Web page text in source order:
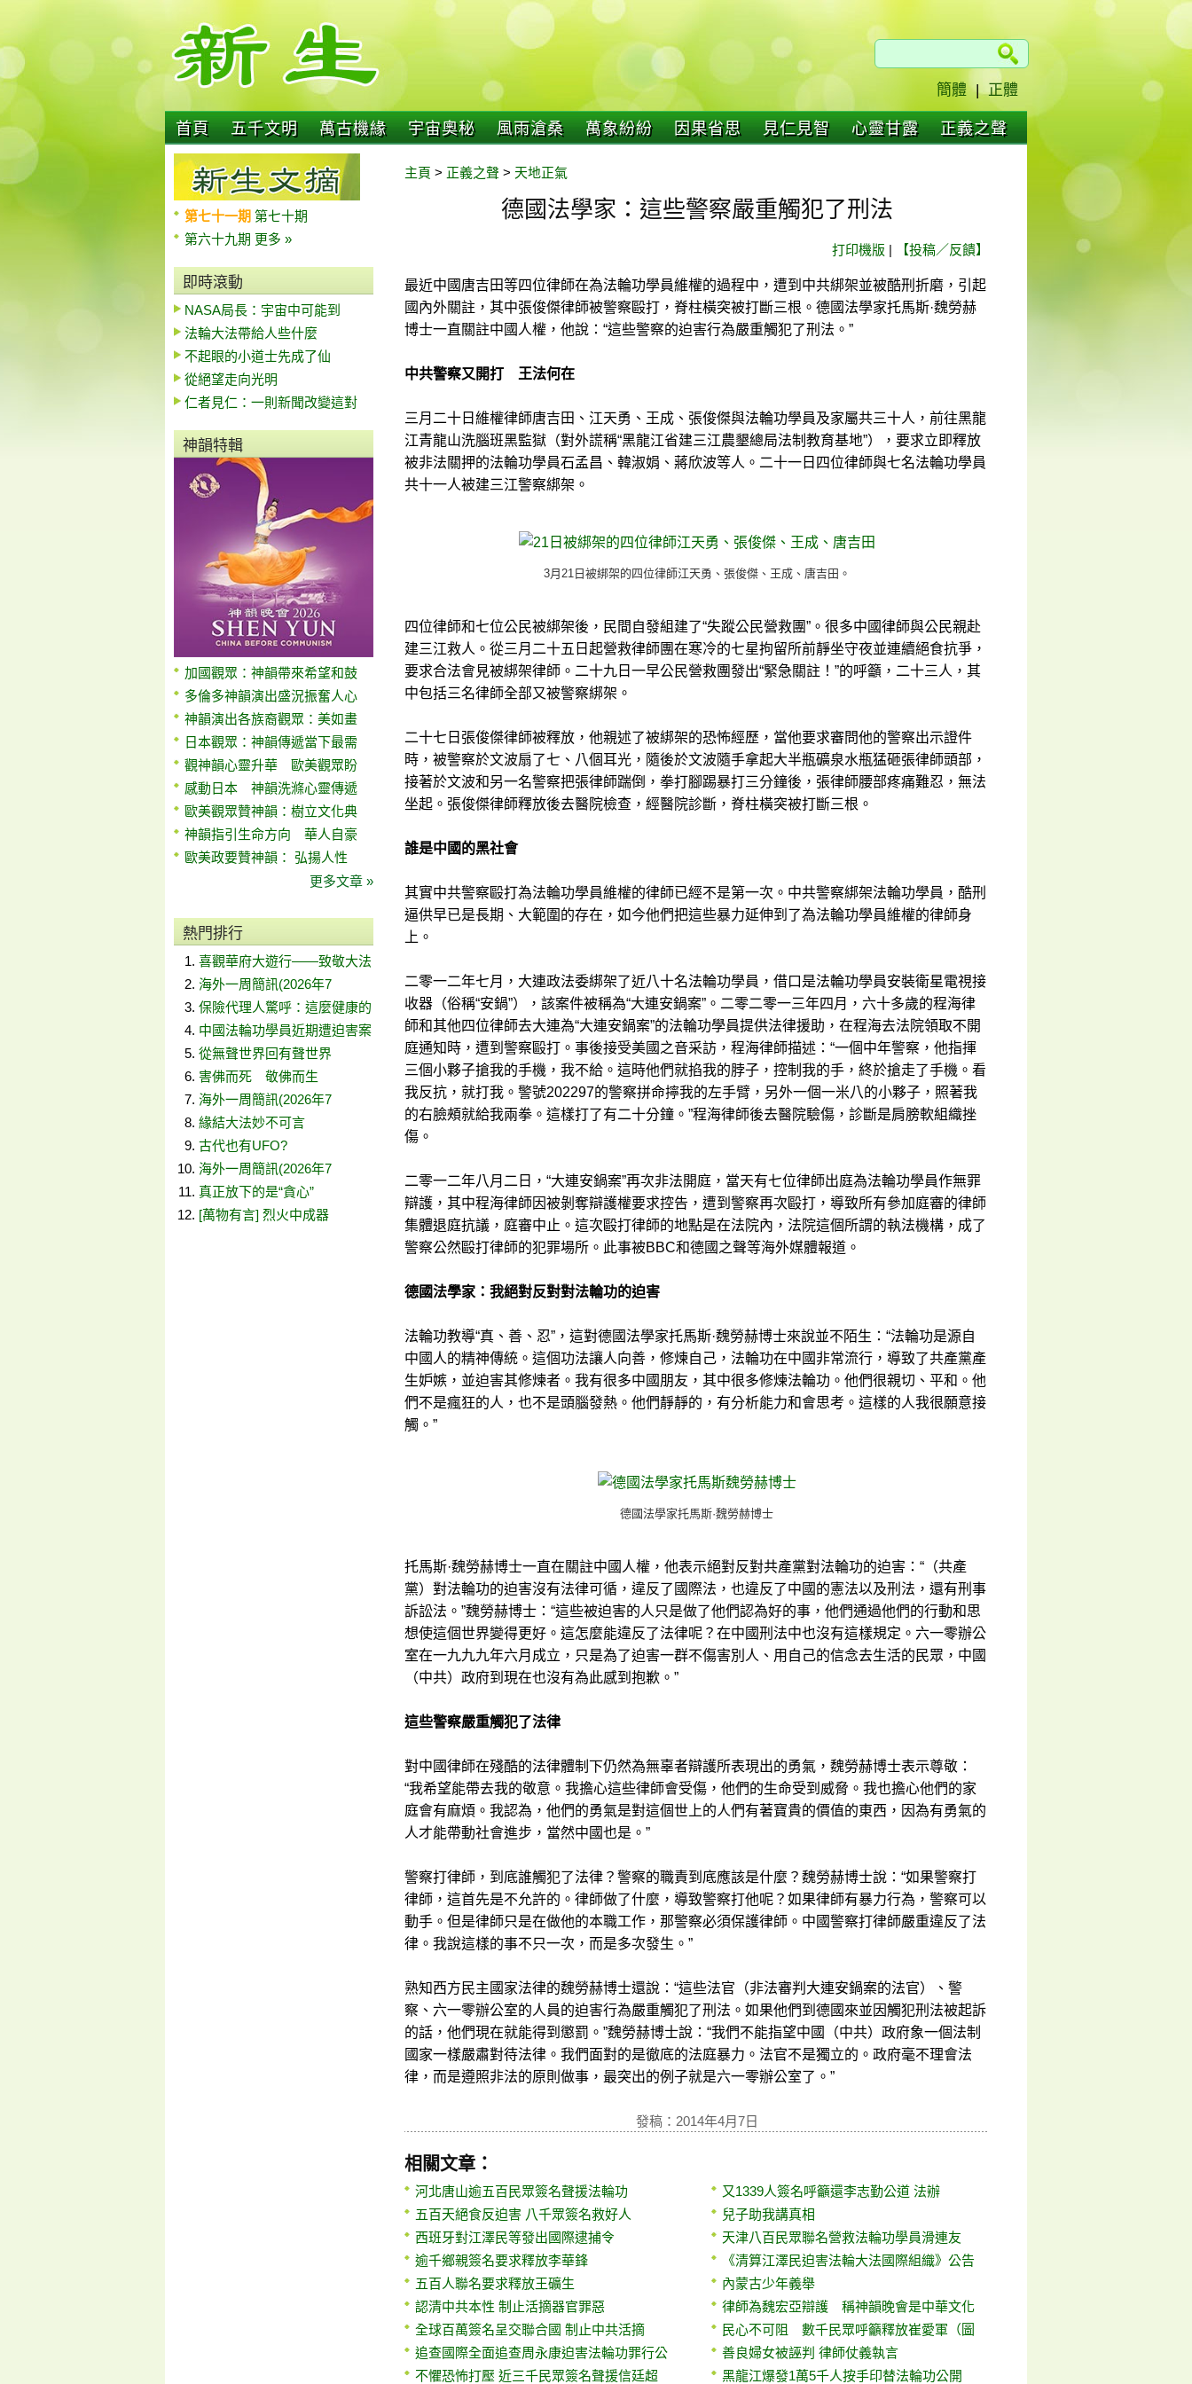
簡體 | 正體
首頁 五千文明 萬古機緣 宇宙奧秘 風雨滄桑 萬象紛紛 因果省思 見仁見智 心靈甘露 正義之聲
第七十一期 第七十期
第六十九期 更多 »
即時滾動
NASA局長：宇宙中可能到
法輪大法帶給人些什麼
不起眼的小道士先成了仙
從絕望走向光明
仁者見仁：一則新聞改變這對
神韻特輯
加國觀眾：神韻帶來希望和鼓
多倫多神韻演出盛況振奮人心
神韻演出各族裔觀眾：美如畫
日本觀眾：神韻傳遞當下最需
觀神韻心靈升華 歐美觀眾盼
感動日本 神韻洗滌心靈傳遞
歐美觀眾贊神韻：樹立文化典
神韻指引生命方向 華人自豪
歐美政要贊神韻： 弘揚人性
更多文章 »
熱門排行
喜觀華府大遊行——致敬大法
海外一周簡訊(2026年7
保險代理人驚呼：這麼健康的
中國法輪功學員近期遭迫害案
從無聲世界回有聲世界
害佛而死 敬佛而生
海外一周簡訊(2026年7
緣結大法妙不可言
古代也有UFO?
海外一周簡訊(2026年7
真正放下的是“貪心”
[萬物有言] 烈火中成器
主頁 > 正義之聲 > 天地正氣
德國法學家：這些警察嚴重觸犯了刑法
打印機版 | 【投稿／反饋】
最近中國唐吉田等四位律師在為法輪功學員維權的過程中，遭到中共綁架並被酷刑折磨，引起
國內外關註，其中張俊傑律師被警察毆打，脊柱橫突被打斷三根。德國法學家托馬斯·魏勞赫
博士一直關註中國人權，他說：“這些警察的迫害行為嚴重觸犯了刑法。”
中共警察又開打 王法何在
三月二十日維權律師唐吉田、江天勇、王成、張俊傑與法輪功學員及家屬共三十人，前往黑龍
江青龍山洗腦班黑監獄（對外謊稱“黑龍江省建三江農墾總局法制教育基地”），要求立即釋放
被非法關押的法輪功學員石孟昌、韓淑娟、蔣欣波等人。二十一日四位律師與七名法輪功學員
共十一人被建三江警察綁架。
3月21日被綁架的四位律師江天勇、張俊傑、王成、唐吉田。
四位律師和七位公民被綁架後，民間自發組建了“失蹤公民營救團”。很多中國律師與公民親赴
建三江救人。從三月二十五日起營救律師團在寒冷的七星拘留所前靜坐守夜並連續絕食抗爭，
要求合法會見被綁架律師。二十九日一早公民營救團發出“緊急關註！”的呼籲，二十三人，其
中包括三名律師全部又被警察綁架。
二十七日張俊傑律師被釋放，他親述了被綁架的恐怖經歷，當他要求審問他的警察出示證件
時，被警察於文波扇了七、八個耳光，隨後於文波隨手拿起大半瓶礦泉水瓶猛砸張律師頭部，
接著於文波和另一名警察把張律師踹倒，拳打腳踢暴打三分鐘後，張律師腰部疼痛難忍，無法
坐起。張俊傑律師釋放後去醫院檢查，經醫院診斷，脊柱橫突被打斷三根。
誰是中國的黑社會
其實中共警察毆打為法輪功學員維權的律師已經不是第一次。中共警察綁架法輪功學員，酷刑
逼供早已是長期、大範圍的存在，如今他們把這些暴力延伸到了為法輪功學員維權的律師身
上。
二零一二年七月，大連政法委綁架了近八十名法輪功學員，借口是法輪功學員安裝衛星電視接
收器（俗稱“安鍋”），該案件被稱為“大連安鍋案”。二零二零一三年四月，六十多歲的程海律
師和其他四位律師去大連為“大連安鍋案”的法輪功學員提供法律援助，在程海去法院領取不開
庭通知時，遭到警察毆打。事後接受美國之音采訪，程海律師描述：“一個中年警察，他指揮
三個小夥子搶我的手機，我不給。這時他們就掐我的脖子，控制我的手，終於搶走了手機。看
我反抗，就打我。警號202297的警察拼命擰我的左手臂，另外一個一米八的小夥子，照著我
的右臉頰就給我兩拳。這樣打了有二十分鐘。”程海律師後去醫院驗傷，診斷是肩膀軟組織挫
傷。
二零一二年八月二日，“大連安鍋案”再次非法開庭，當天有七位律師出庭為法輪功學員作無罪
辯護，其中程海律師因被剝奪辯護權要求控告，遭到警察再次毆打，導致所有參加庭審的律師
集體退庭抗議，庭審中止。這次毆打律師的地點是在法院內，法院這個所謂的執法機構，成了
警察公然毆打律師的犯罪場所。此事被BBC和德國之聲等海外媒體報道。
德國法學家：我絕對反對對法輪功的迫害
法輪功教導“真、善、忍”，這對德國法學家托馬斯·魏勞赫博士來說並不陌生：“法輪功是源自
中國人的精神傳統。這個功法讓人向善，修煉自己，法輪功在中國非常流行，導致了共產黨產
生妒嫉，並迫害其修煉者。我有很多中國朋友，其中很多修煉法輪功。他們很親切、平和。他
們不是瘋狂的人，也不是頭腦發熱。他們靜靜的，有分析能力和會思考。這樣的人我很願意接
觸。”
德國法學家托馬斯·魏勞赫博士
托馬斯·魏勞赫博士一直在關註中國人權，他表示絕對反對共產黨對法輪功的迫害：“（共產
黨）對法輪功的迫害沒有法律可循，違反了國際法，也違反了中國的憲法以及刑法，還有刑事
訴訟法。”魏勞赫博士：“這些被迫害的人只是做了他們認為好的事，他們通過他們的行動和思
想使這個世界變得更好。這怎麼能違反了法律呢？在中國刑法中也沒有這樣規定。六一零辦公
室在一九九九年六月成立，只是為了迫害一群不傷害別人、用自己的信念去生活的民眾，中國
（中共）政府到現在也沒有為此感到抱歉。”
這些警察嚴重觸犯了法律
對中國律師在殘酷的法律體制下仍然為無辜者辯護所表現出的勇氣，魏勞赫博士表示尊敬：
“我希望能帶去我的敬意。我擔心這些律師會受傷，他們的生命受到威脅。我也擔心他們的家
庭會有麻煩。我認為，他們的勇氣是對這個世上的人們有著寶貴的價值的東西，因為有勇氣的
人才能帶動社會進步，當然中國也是。”
警察打律師，到底誰觸犯了法律？警察的職責到底應該是什麼？魏勞赫博士說：“如果警察打
律師，這首先是不允許的。律師做了什麼，導致警察打他呢？如果律師有暴力行為，警察可以
動手。但是律師只是在做他的本職工作，那警察必須保護律師。中國警察打律師嚴重違反了法
律。我說這樣的事不只一次，而是多次發生。”
熟知西方民主國家法律的魏勞赫博士還說：“這些法官（非法審判大連安鍋案的法官）、警
察、六一零辦公室的人員的迫害行為嚴重觸犯了刑法。如果他們到德國來並因觸犯刑法被起訴
的話，他們現在就能得到懲罰。”魏勞赫博士說：“我們不能指望中國（中共）政府象一個法制
國家一樣嚴肅對待法律。我們面對的是徹底的法庭暴力。法官不是獨立的。政府毫不理會法
律，而是遵照非法的原則做事，最突出的例子就是六一零辦公室了。”
發稿：2014年4月7日
相關文章：
河北唐山逾五百民眾簽名聲援法輪功
五百天絕食反迫害 八千眾簽名救好人
西班牙對江澤民等發出國際逮捕令
逾千鄉親簽名要求釋放李華鋒
五百人聯名要求釋放王礦生
認清中共本性 制止活摘器官罪惡
全球百萬簽名呈交聯合國 制止中共活摘
追查國際全面追查周永康迫害法輪功罪行公
不懼恐怖打壓 近三千民眾簽名聲援信廷超
又1339人簽名呼籲還李志勤公道 法辦
兒子助我講真相
天津八百民眾聯名營救法輪功學員滑連友
《清算江澤民迫害法輪大法國際組織》公告
內蒙古少年義舉
律師為魏宏亞辯護 稱神韻晚會是中華文化
民心不可阻 數千民眾呼籲釋放崔愛軍（圖
善良婦女被誣判 律師仗義執言
黑龍江爆發1萬5千人按手印替法輪功公開